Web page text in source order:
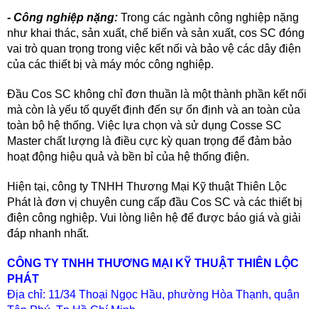
- Công nghiệp nặng: Trong các ngành công nghiệp nặng
như khai thác, sản xuất, chế biến và sản xuất, cos SC đóng
vai trò quan trọng trong việc kết nối và bảo vệ các dây điện
của các thiết bị và máy móc công nghiệp.
Đầu Cos SC không chỉ đơn thuần là một thành phần kết nối
mà còn là yếu tố quyết định đến sự ổn định và an toàn của
toàn bộ hệ thống. Việc lựa chọn và sử dụng Cosse SC
Master chất lượng là điều cực kỳ quan trọng để đảm bảo
hoạt động hiệu quả và bền bỉ của hệ thống điện.
Hiện tại, công ty TNHH Thương Mại Kỹ thuật Thiên Lộc
Phát là đơn vị chuyên cung cấp đầu Cos SC và các thiết bị
điện công nghiệp. Vui lòng liên hệ để được báo giá và giải
đáp nhanh nhất.
CÔNG TY TNHH THƯƠNG MẠI KỸ THUẬT THIÊN LỘC
PHÁT
Địa chỉ: 11/34 Thoại Ngọc Hầu, phường Hòa Thạnh, quận